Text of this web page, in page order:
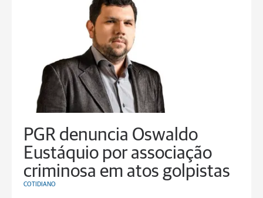
PGR denuncia Oswaldo
Eustáquio por associação
criminosa em atos golpistas
COTIDIANO